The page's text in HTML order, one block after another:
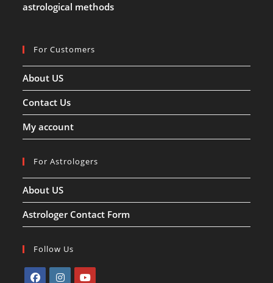
astrological methods
For Customers
About US
Contact Us
My account
For Astrologers
About US
Astrologer Contact Form
Follow Us